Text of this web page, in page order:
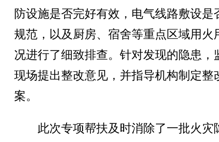
防设施是否完好有效，电气线路敷设是
规范，以及厨房、宿舍等重点区域用火
况进行了细致排查。针对发现的隐患，
现场提出整改意见，并指导机构制定整
案。
此次专项帮扶及时消除了一批火灾